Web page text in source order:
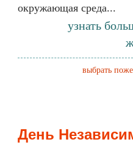
окружающая среда...
узнать
выбрать
День